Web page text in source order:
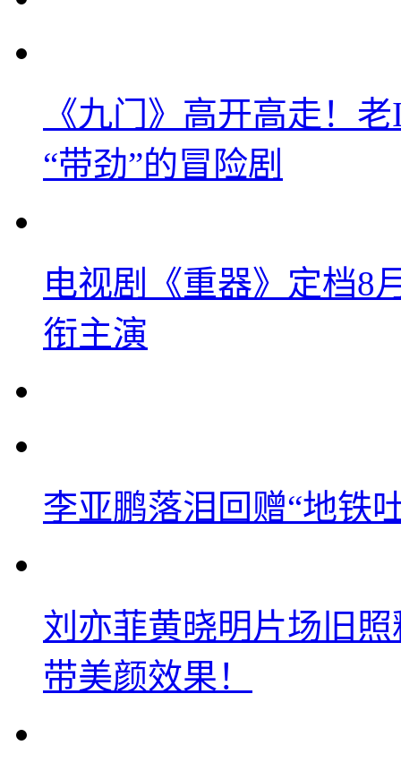
《九门》高开高走！
“带劲”的冒险剧
电视剧《重器》定档8
衔主演
李亚鹏落泪回赠“地铁
刘亦菲黄晓明片场旧
带美颜效果！